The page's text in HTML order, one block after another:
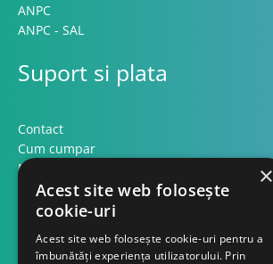
ANPC
ANPC - SAL
Suport si plata
Contact
Cum cumpar
Modalitati plata
Formular retur
Contact
×
Acest site web folosește
cookie-uri
Acest site web folosește cookie-uri pentru a
îmbunătăți experiența utilizatorului. Prin